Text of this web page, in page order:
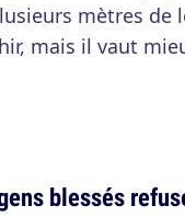
mètres de
mais il vaut
blessés